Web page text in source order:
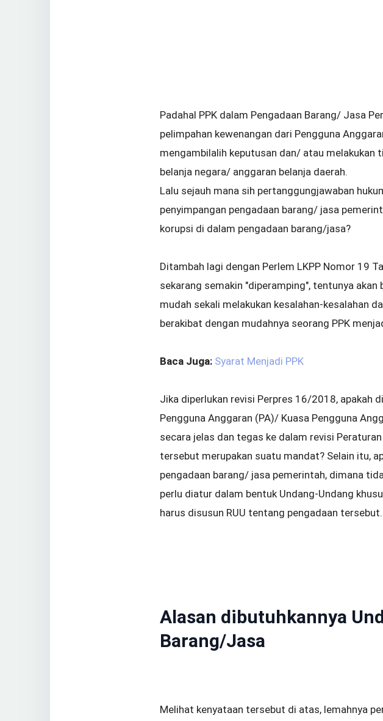
Padahal PPK dalam Pengadaan Barang/ Jasa
pelimpahan kewenangan dari Pengguna
mengambilalih keputusan dan/ atau melakukan
belanja negara/ anggaran belanja daerah.
Lalu sejauh mana sih pertanggungjawaban
penyimpangan pengadaan barang/ jasa
korupsi di dalam pengadaan barang/jasa?
Ditambah lagi dengan Perlem LKPP Nomor 19
sekarang semakin "diperamping", tentunya
mudah sekali melakukan kesalahan-kesalahan
berakibat dengan mudahnya seorang PPK
Baca Juga: Syarat Menjadi PPK
Jika diperlukan revisi Perpres 16/2018, apakah
Pengguna Anggaran (PA)/ Kuasa Pengguna
secara jelas dan tegas ke dalam revisi
tersebut merupakan suatu mandat? Selain itu,
pengadaan barang/ jasa pemerintah, dimana
perlu diatur dalam bentuk Undang-Undang
harus disusun RUU tentang pengadaan tersebut.
Alasan dibutuhkannya
Barang/Jasa
Melihat kenyataan tersebut di atas, lemahnya